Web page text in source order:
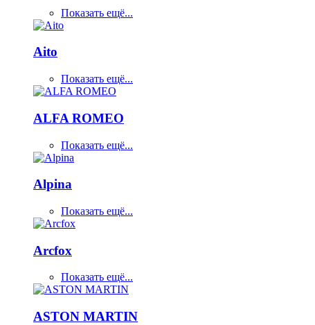
Показать ещё...
Aito
Показать ещё...
ALFA ROMEO
Показать ещё...
Alpina
Показать ещё...
Arcfox
Показать ещё...
ASTON MARTIN